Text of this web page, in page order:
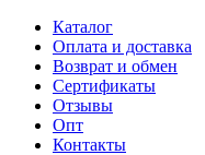
Каталог
Оплата и доставка
Возврат и обмен
Сертификаты
Отзывы
Опт
Контакты